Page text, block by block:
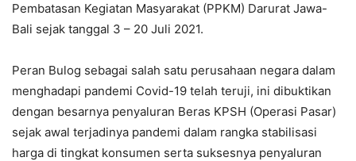
Pembatasan Kegiatan Masyarakat (PPKM) Darurat Jawa-
Bali sejak tanggal 3 – 20 Juli 2021.
Peran Bulog sebagai salah satu perusahaan negara dalam
menghadapi pandemi Covid-19 telah teruji, ini dibuktikan
dengan besarnya penyaluran Beras KPSH (Operasi Pasar)
sejak awal terjadinya pandemi dalam rangka stabilisasi
harga di tingkat konsumen serta suksesnya penyaluran